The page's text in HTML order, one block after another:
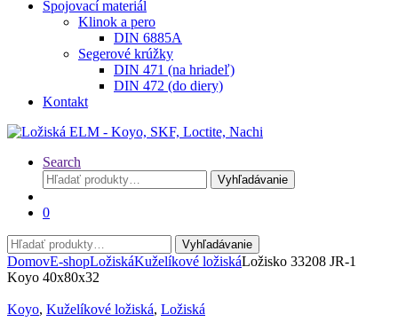
Spojovací materiál
Klinok a pero
DIN 6885A
Segerové krúžky
DIN 471 (na hriadeľ)
DIN 472 (do diery)
Kontakt
Search
Hľadať:
Vyhľadávanie
0
Hľadať:
Vyhľadávanie
DomovE-shopLožiskáKuželíkové ložiskáLožisko 33208 JR-1
Koyo 40x80x32
Koyo, Kuželíkové ložiská, Ložiská